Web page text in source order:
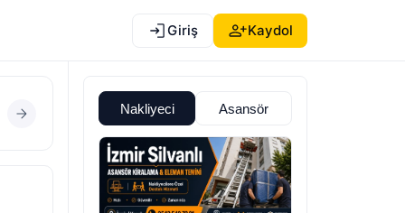
Giriş Kaydol
Nakliyeci Asansör